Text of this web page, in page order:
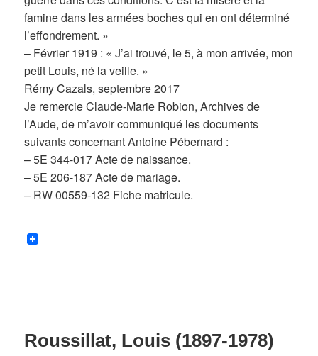
famine dans les armées boches qui en ont déterminé
l’effondrement. »
– Février 1919 : « J’ai trouvé, le 5, à mon arrivée, mon
petit Louis, né la veille. »
Rémy Cazals, septembre 2017
Je remercie Claude-Marie Robion, Archives de
l’Aude, de m’avoir communiqué les documents
suivants concernant Antoine Pébernard :
– 5E 344-017 Acte de naissance.
– 5E 206-187 Acte de mariage.
– RW 00559-132 Fiche matricule.
Roussillat, Louis (1897-1978)